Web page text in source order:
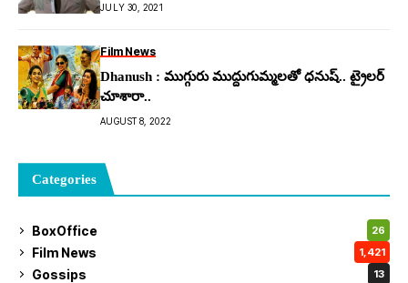
JULY 30, 2021
Film News
Dhanush : ముగ్గురు ముద్దుగుమ్మలతో ధనుష్.. ట్రైలర్
చూశారా..
AUGUST 8, 2022
Categories
BoxOffice 26
Film News 1,421
Gossips 13